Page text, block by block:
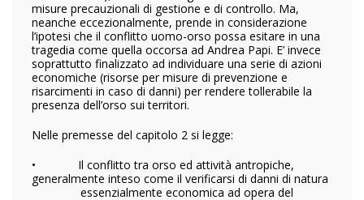
misure precauzionali di gestione e di controllo. Ma,
neanche eccezionalmente, prende in considerazione
l’ipotesi che il conflitto uomo-orso possa esitare in una
tragedia come quella occorsa ad Andrea Papi. E’ invece
soprattutto finalizzato ad individuare una serie di azioni
economiche (risorse per misure di prevenzione e
risarcimenti in caso di danni) per rendere tollerabile la
presenza dell’orso sui territori.
Nelle premesse del capitolo 2 si legge:
• Il conflitto tra orso ed attività antropiche,
generalmente inteso come il verificarsi di danni di natura
essenzialmente economica ad opera del